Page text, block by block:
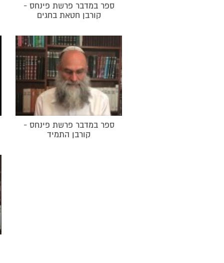
ספר במדבר פרשת פינחס -
קורבן חטאת בחגים
ספר במדבר פרשת פינחס -
קורבן התמיד